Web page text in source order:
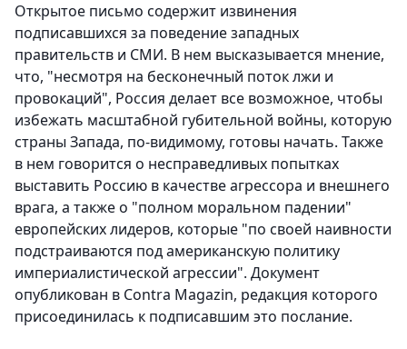
Открытое письмо содержит извинения
подписавшихся за поведение западных
правительств и СМИ. В нем высказывается мнение,
что, "несмотря на бесконечный поток лжи и
провокаций", Россия делает все возможное, чтобы
избежать масштабной губительной войны, которую
страны Запада, по-видимому, готовы начать. Также
в нем говорится о несправедливых попытках
выставить Россию в качестве агрессора и внешнего
врага, а также о "полном моральном падении"
европейских лидеров, которые "по своей наивности
подстраиваются под американскую политику
империалистической агрессии". Документ
опубликован в Contra Magazin, редакция которого
присоединилась к подписавшим это послание.